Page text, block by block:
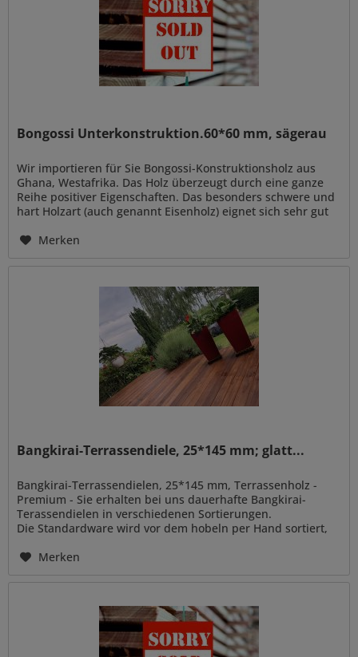
Bongossi Unterkonstruktion.60*60 mm, sägerau
Wir importieren für Sie Bongossi-Konstruktionsholz aus
Ghana, Westafrika. Das Holz überzeugt durch eine ganze
Reihe positiver Eigenschaften. Das besonders schwere und
hart Holzart (auch genannt Eisenholz) eignet sich sehr gut
Merken
Bangkirai-Terrassendiele, 25*145 mm; glatt...
Bangkirai-Terrassendielen, 25*145 mm, Terrassenholz -
Premium - Sie erhalten bei uns dauerhafte Bangkirai-
Terassendielen in verschiedenen Sortierungen.
Die Standardware wird vor dem hobeln per Hand sortiert,
Merken